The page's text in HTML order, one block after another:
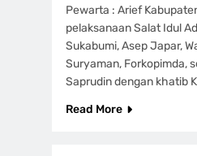
Pewarta : Arief
pelaksanaan Salat Idul
Sukabumi, Asep Japar,
Suryaman, Forkopimda,
Saprudin dengan khatib
Read More